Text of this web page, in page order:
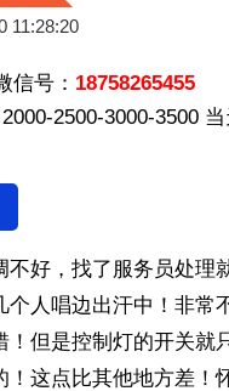
11:28:20
信号： 18758265455
2500-3000-3500 当
好，找了服务员处理
个人唱边出汗中！非常
！但是控制灯的开关就
！这点比其他地方差！